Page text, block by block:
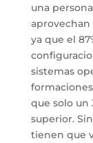
una
aprovechan
ya que el
sistemas
que solo un
superior.
tienen que